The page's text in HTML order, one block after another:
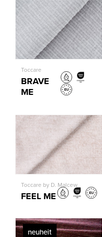
Toccare
BRAVE
ME
Toccare by D. Malcew
FEEL ME
neuheit